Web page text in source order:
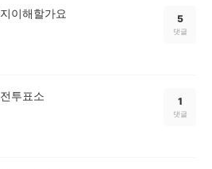
이해할가요 5
댓글
투표소 1
댓글